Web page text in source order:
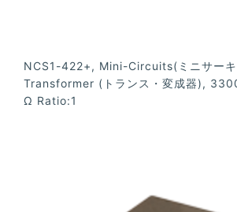
NCS1-422+, Mini-Circuits(ミニサー
Transformer (トランス・変成器),
Ω Ratio:1